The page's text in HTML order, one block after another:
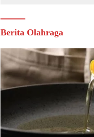
Berita Olahraga